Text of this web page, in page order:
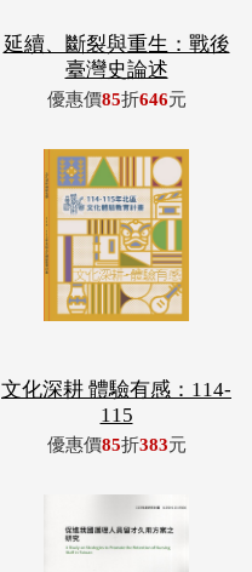
延續、斷裂與重生：戰後
臺灣史論述
優惠價85折646元
文化深耕 體驗有感：114-
115
優惠價85折383元